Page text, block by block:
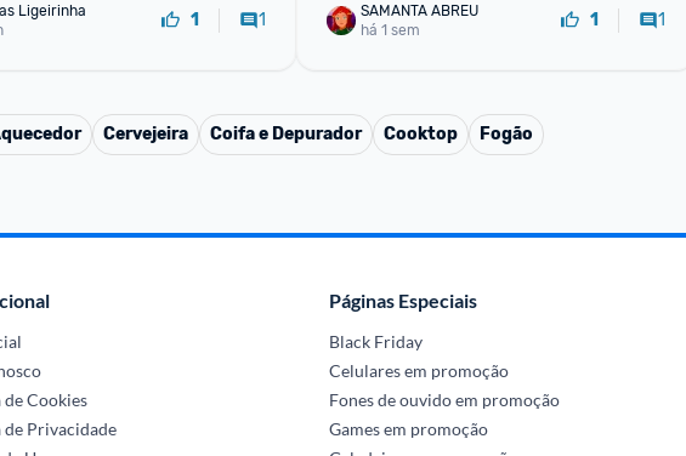
Ligeirinha
1 1
SAMANTA ABREU
há 1 sem
1 1
Cervejeira Coifa e Depurador Cooktop Fogão
Cookies
Privacidade
Páginas Especiais
Black Friday
Celulares em promoção
Fones de ouvido em promoção
Games em promoção